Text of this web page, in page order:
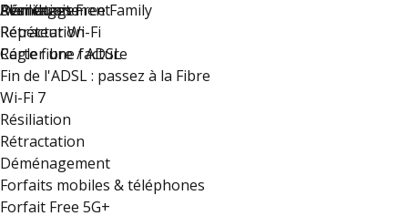
Déménagement
Résiliation
Rétractation
Régler une facture
Plan du site
Avantages Free Family
Répéteur Wi-Fi
Carte fibre / ADSL
Fin de l'ADSL : passez à la Fibre
Wi-Fi 7
Résiliation
Rétractation
Déménagement
Forfaits mobiles & téléphones
Forfait Free 5G+